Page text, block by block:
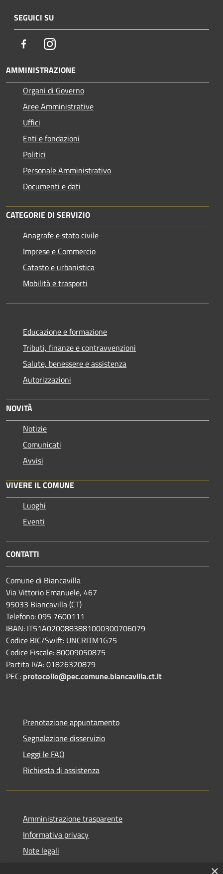
SEGUICI SU
FacebookInstagram
AMMINISTRAZIONE
Organi di Governo
Aree Amministrative
Uffici
Enti e fondazioni
Politici
Personale Amministrativo
Documenti e dati
CATEGORIE DI SERVIZIO
Anagrafe e stato civile
Imprese e Commercio
Catasto e urbanistica
Mobilità e trasporti
Educazione e formazione
Tributi, finanze e contravvenzioni
Salute, benessere e assistenza
Autorizzazioni
NOVITÀ
Notizie
Comunicati
Avvisi
VIVERE IL COMUNE
Luoghi
Eventi
CONTATTI
Comune di Biancavilla
Via Vittorio Emanuele, 467
95033 Biancavilla (CT)
Telefono: 095 7600111
IBAN: IT51A0200883881000300706079
Codice BIC/Swift: UNCRITM1G75
Codice Fiscale: 80009050875
Partita IVA: 01826320879
PEC: protocollo@pec.comune.biancavilla.ct.it
Prenotazione appuntamento
Segnalazione disservizio
Leggi le FAQ
Richiesta di assistenza
Amministrazione trasparente
Informativa privacy
Note legali